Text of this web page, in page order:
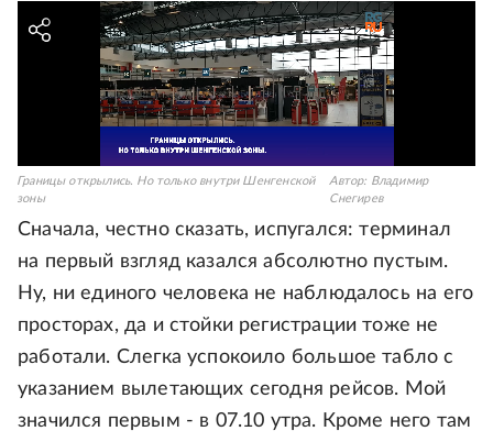
Границы открылись. Но только внутри Шенгенской
зоны
Автор: Владимир
Снегирев
Сначала, честно сказать, испугался: терминал
на первый взгляд казался абсолютно пустым.
Ну, ни единого человека не наблюдалось на его
просторах, да и стойки регистрации тоже не
работали. Слегка успокоило большое табло с
указанием вылетающих сегодня рейсов. Мой
значился первым - в 07.10 утра. Кроме него там